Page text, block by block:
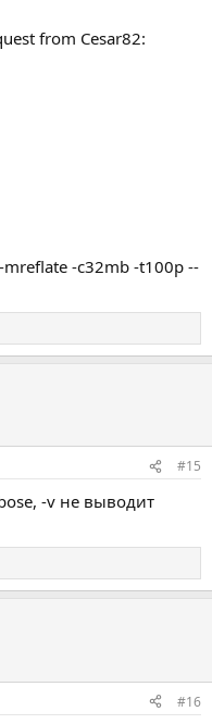
from Cesar82:
-c32mb -t100p --
#15
-v не выводит
#16